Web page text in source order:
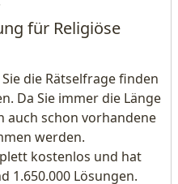
für Religiöse
die Rätselfrage finden
Da Sie immer die Länge
auch schon vorhandene
werden.
kostenlos und hat
1.650.000 Lösungen.